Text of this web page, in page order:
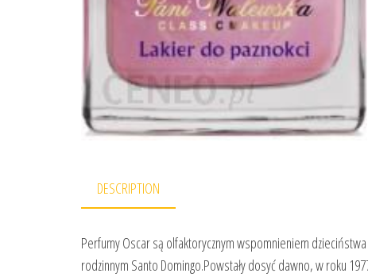
DESCRIPTION
Perfumy Oscar są olfaktorycznym wspomnieniem
rodzinnym Santo Domingo.Powstały dosyć dawno, w roku